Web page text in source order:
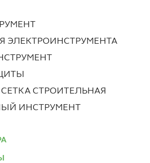
ЭЛЕКТРОИНСТРУМЕНТА
СТРОИТЕЛЬНАЯ
ИНСТРУМЕНТ